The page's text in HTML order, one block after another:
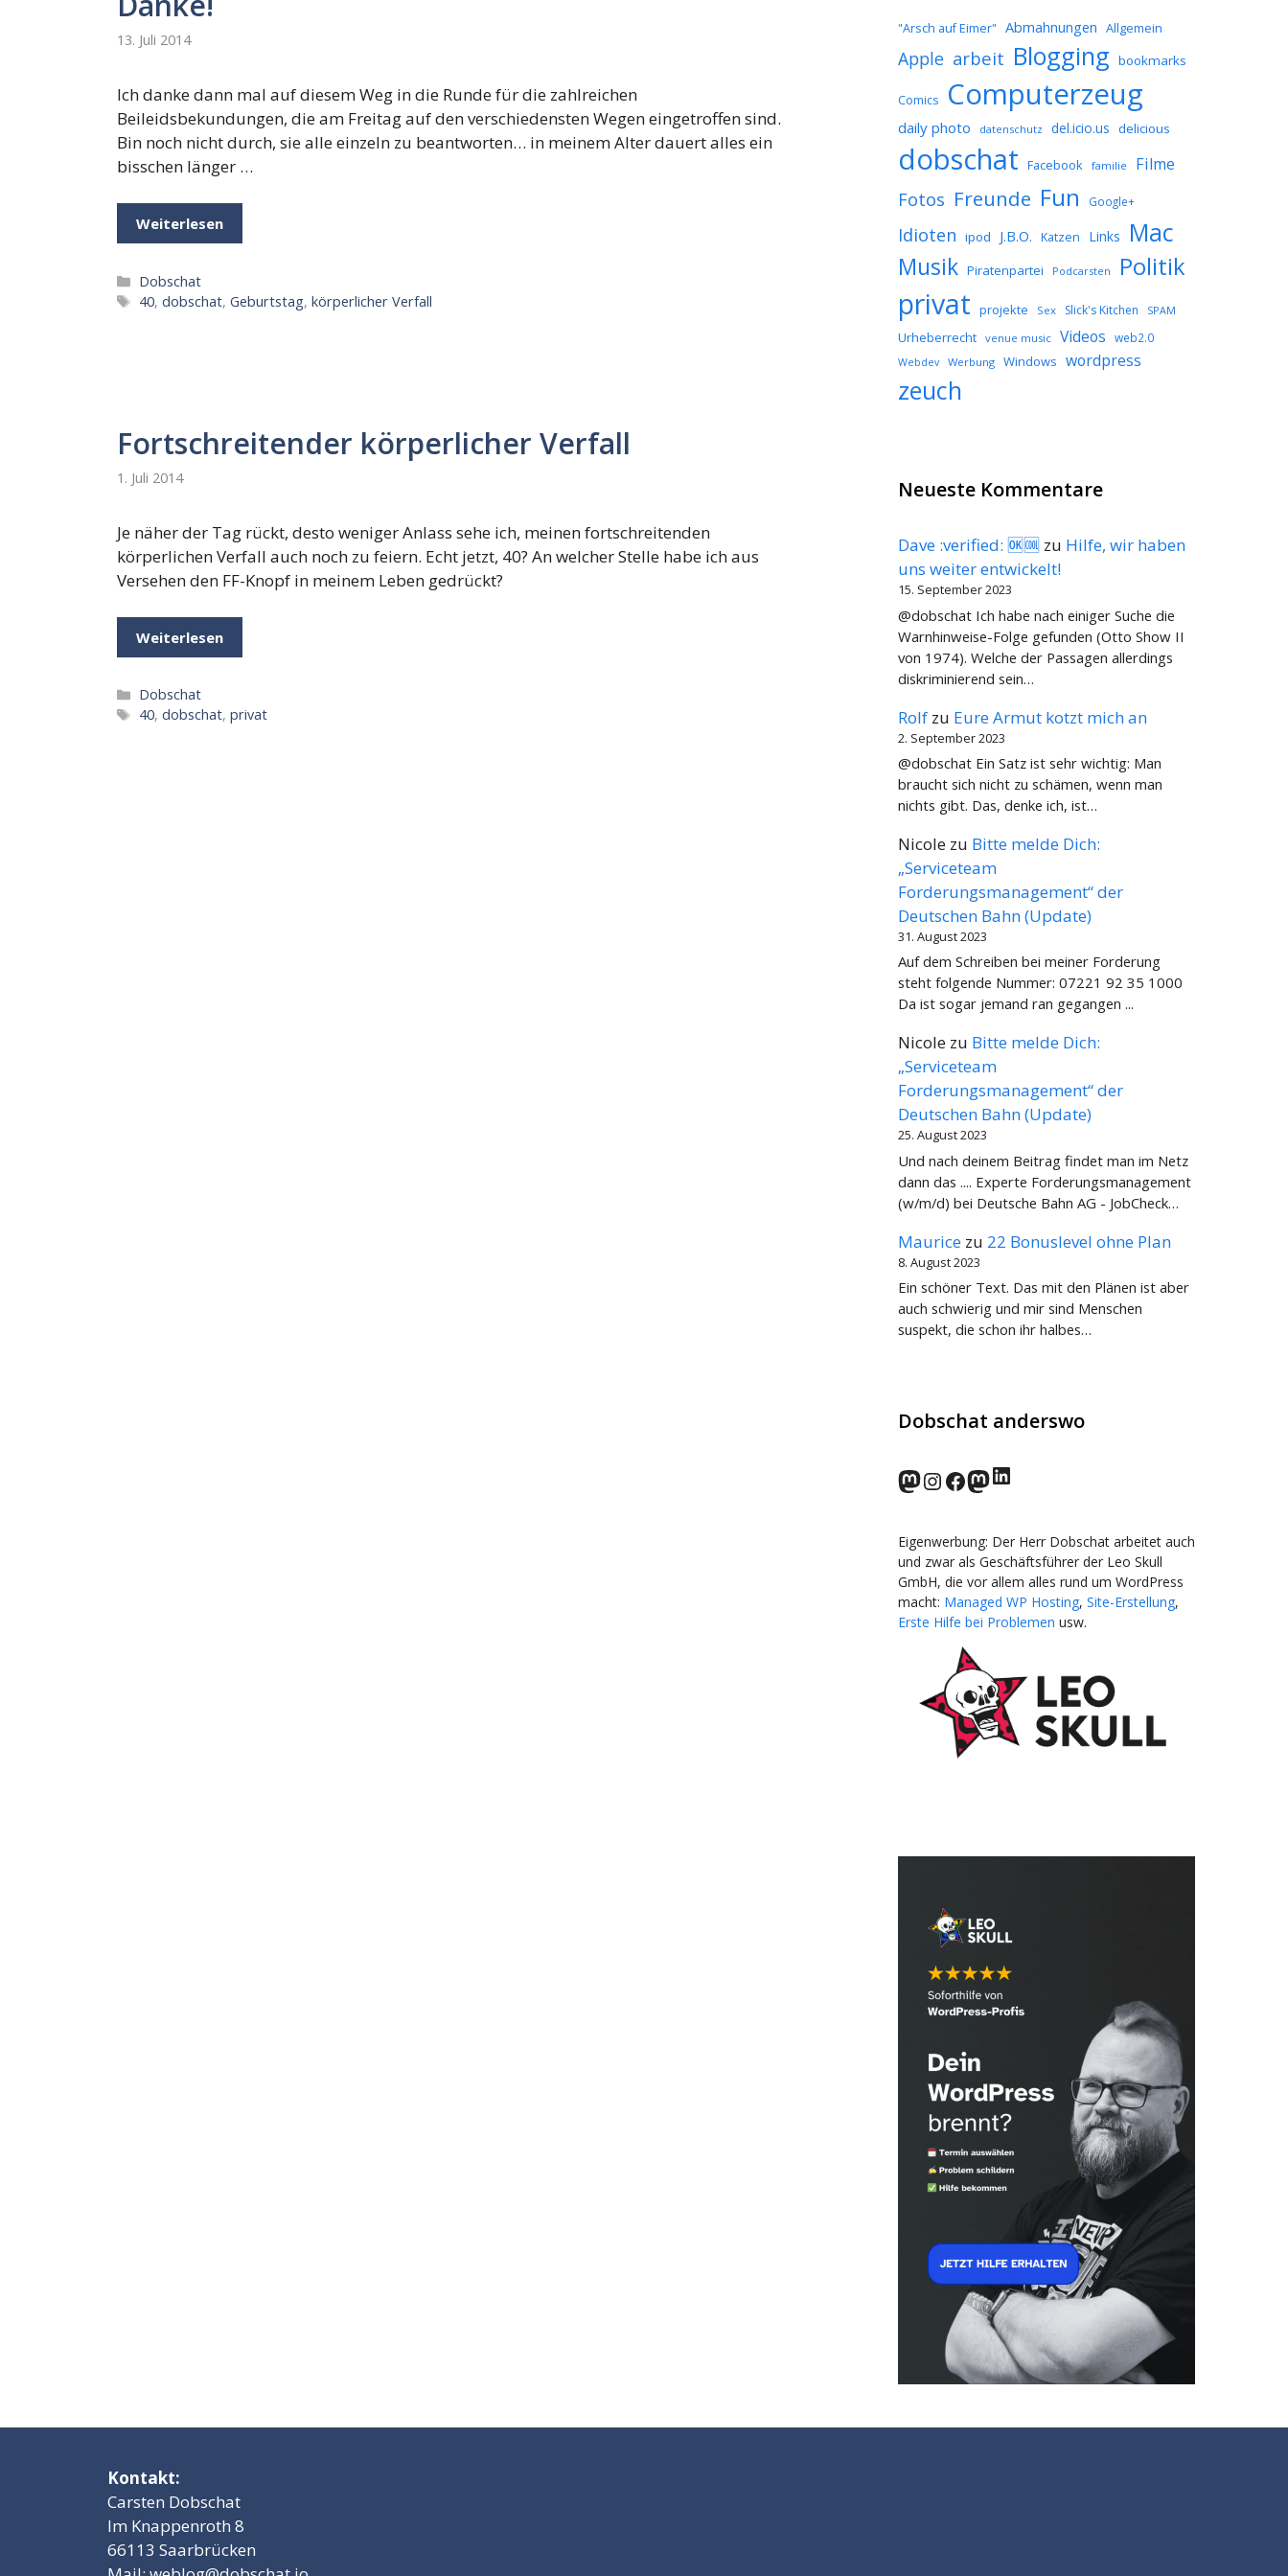
13. Juli 2014
Ich danke dann mal auf diesem Weg in die Runde für die zahlreichen
Beileidsbekundungen, die am Freitag auf den verschiedensten Wegen eingetroffen sind.
Bin noch nicht durch, sie alle einzeln zu beantworten… in meinem Alter dauert alles ein
bisschen länger …
Weiterlesen
Kategorien
Dobschat
Schlagwörter
40,dobschat,Geburtstag,körperlicher Verfall
Fortschreitender körperlicher Verfall
1. Juli 2014
Je näher der Tag rückt, desto weniger Anlass sehe ich, meinen fortschreitenden
körperlichen Verfall auch noch zu feiern. Echt jetzt, 40? An welcher Stelle habe ich aus
Versehen den FF-Knopf in meinem Leben gedrückt?
Weiterlesen
Kategorien
Dobschat
Schlagwörter
40,dobschat,privat
"Arsch auf Eimer" Abmahnungen Allgemein
Apple arbeit Blogging bookmarks
Comics Computerzeug
daily photo datenschutz del.icio.us delicious
dobschat Facebook familie Filme
Fotos Freunde Fun Google+
Idioten ipod J.B.O. Katzen Links Mac
Musik Piratenpartei Podcarsten Politik
privat projekte Sex Slick's Kitchen SPAM
Urheberrecht venue music Videos web2.0
Webdev Werbung Windows wordpress
zeuch
Neueste Kommentare
Dave :verified: 🆗🆒 zu Hilfe, wir haben
uns weiter entwickelt!
15. September 2023
@dobschat Ich habe nach einiger Suche die
Warnhinweise-Folge gefunden (Otto Show II
von 1974). Welche der Passagen allerdings
diskriminierend sein…
Rolf zu Eure Armut kotzt mich an
2. September 2023
@dobschat Ein Satz ist sehr wichtig: Man
braucht sich nicht zu schämen, wenn man
nichts gibt. Das, denke ich, ist…
Nicole zu Bitte melde Dich:
„Serviceteam
Forderungsmanagement“ der
Deutschen Bahn (Update)
31. August 2023
Auf dem Schreiben bei meiner Forderung
steht folgende Nummer: 07221 92 35 1000
Da ist sogar jemand ran gegangen ...
Nicole zu Bitte melde Dich:
„Serviceteam
Forderungsmanagement“ der
Deutschen Bahn (Update)
25. August 2023
Und nach deinem Beitrag findet man im Netz
dann das .... Experte Forderungsmanagement
(w/m/d) bei Deutsche Bahn AG - JobCheck…
Maurice zu 22 Bonuslevel ohne Plan
8. August 2023
Ein schöner Text. Das mit den Plänen ist aber
auch schwierig und mir sind Menschen
suspekt, die schon ihr halbes…
Dobschat anderswo
norden.social
Instagram
Facebook
wp-punks.social
LinkedIn
Eigenwerbung: Der Herr Dobschat arbeitet auch
und zwar als Geschäftsführer der Leo Skull
GmbH, die vor allem alles rund um WordPress
macht: Managed WP Hosting, Site-Erstellung,
Erste Hilfe bei Problemen usw.
Kontakt:
Carsten Dobschat
Im Knappenroth 8
66113 Saarbrücken